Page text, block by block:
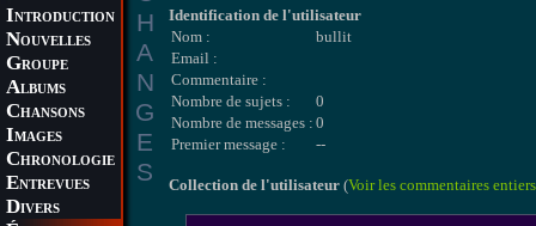
INTRODUCTION
NOUVELLES
GROUPE
ALBUMS
CHANSONS
IMAGES
CHRONOLOGIE
ENTREVUES
DIVERS
H
A
N
G
E
S
Identification de l'utilisateur
Nom :
bullit
Email :
Commentaire :
Nombre de sujets :
0
Nombre de messages : 0
Premier message :
--
Collection de l'utilisateur (Voir les commentaires entiers